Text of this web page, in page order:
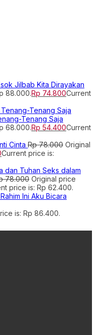
Jilbab Kita Dirayakan
88.000.Rp 74.800Current
Tenang Saja
68.000.Rp 54.400Current
Cinta Rp78.000 Original
Current price is:
Seks dalam
78.000 Original price
price is: Rp 62.400.
Ini Aku Bicara
is: Rp 86.400.